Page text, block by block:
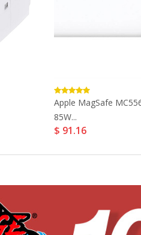
Apple MagSafe
85W...
$ 91.16